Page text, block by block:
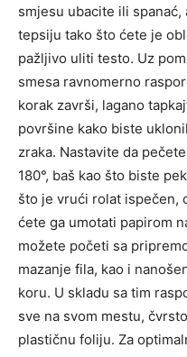
smjesu ubacite ili
tepsiju tako što ćete je
pažljivo uliti testo. Uz
smesa ravnomerno
korak završi, lagano
površine kako biste
zraka. Nastavite da
180°, baš kao što biste
što je vrući rolat ispečen,
ćete ga umotati papirom
možete početi sa
mazanje fila, kao i
koru. U skladu sa tim
sve na svom mestu,
plastičnu foliju. Za